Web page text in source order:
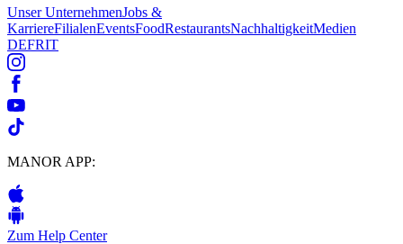
Unser UnternehmenJobs &
KarriereFilialenEventsFoodRestaurantsNachhaltigkeitMedien
DEFRIT
MANOR APP:
Zum Help Center